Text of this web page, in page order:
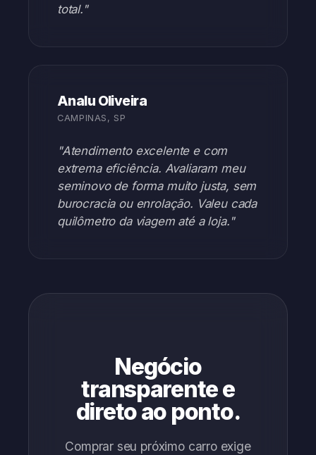
total."
Analu Oliveira
CAMPINAS, SP
"Atendimento excelente e com
extrema eficiência. Avaliaram meu
seminovo de forma muito justa, sem
burocracia ou enrolação. Valeu cada
quilômetro da viagem até a loja."
Negócio
transparente e
direto ao ponto.
Comprar seu próximo carro exige